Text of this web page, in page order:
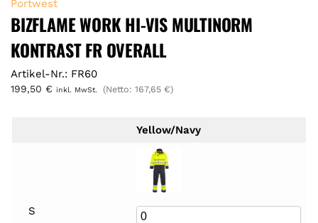
Portwest
BIZFLAME WORK HI-VIS MULTINORM
KONTRAST FR OVERALL
Artikel-Nr.: FR60
199,50 € inkl. MwSt. (Netto: 167,65 €)
Yellow/Navy
S